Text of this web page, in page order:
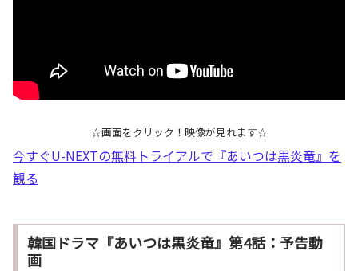
☆画面をクリック！映像が見れます☆
今すぐU-NEXTの無料トライアルで『あいつは黒炎竜』を
観る
韓国ドラマ『あいつは黒炎竜』第4話：予告動
画